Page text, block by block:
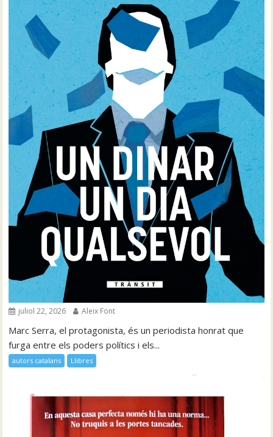
juliol 22, 2026 Aleix Font
Marc Serra, el protagonista, és un periodista honrat que
furga entre els poders polítics i els...
autors catalans Llibres